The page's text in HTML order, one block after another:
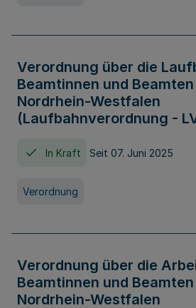
Verordnung über die
Beamtinnen und
Nordrhein-Westfalen
(Laufbahnverordnung -
In Kraft Seit 07. Juni 2025
Verordnung
Verordnung über die
Beamtinnen und
Nordrhein-Westfalen